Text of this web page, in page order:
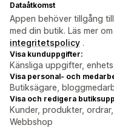
Dataåtkomst
Appen behöver tillgång
med din butik. Läs mer
integritetspolicy .
Visa kunduppgifter:
Känsliga uppgifter,
Visa personal- och
Butiksägare,
Visa och redigera
Kunder, produkter,
Webbshop